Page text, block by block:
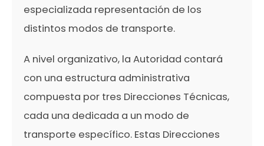
especializada representación de los
distintos modos de transporte.
A nivel organizativo, la Autoridad contará
con una estructura administrativa
compuesta por tres Direcciones Técnicas,
cada una dedicada a un modo de
transporte específico. Estas Direcciones